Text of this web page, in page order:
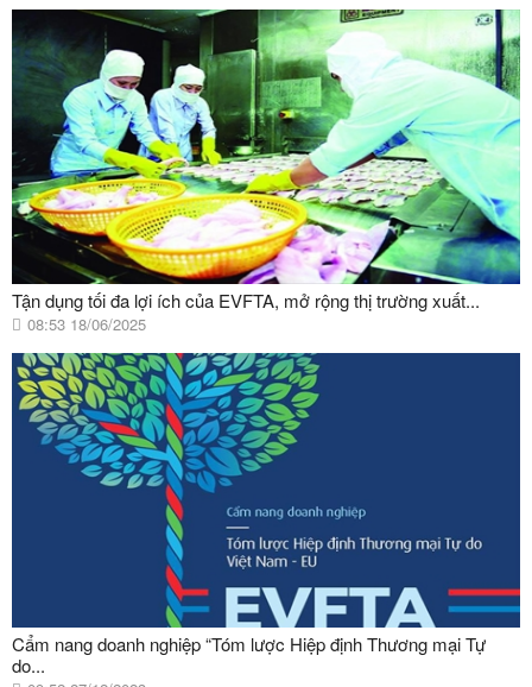
Tận dụng tối đa lợi ích của EVFTA, mở rộng thị trường xuất...
08:53 18/06/2025
Cẩm nang doanh nghiệp “Tóm lược Hiệp định Thương mại Tự
do...